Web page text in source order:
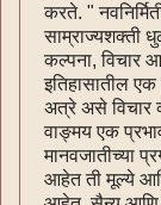
करते. "
साम्राज्यशक्ती
कल्पना, विचार
इतिहासातील
अत्रे असे विचार
वाङ्मय एक
मानवजातीच्या
आहेत ती मूल्ये